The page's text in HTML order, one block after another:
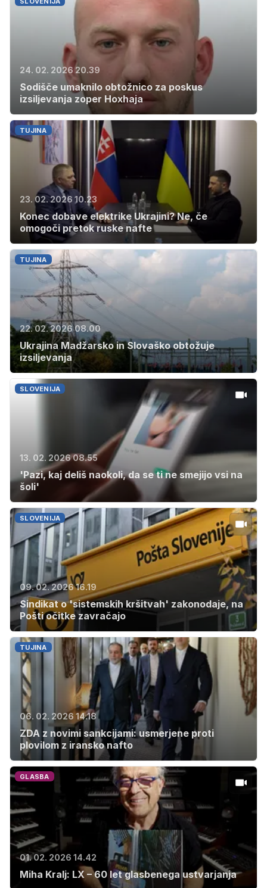
24. 02. 2026 20.39
Sodišče umaknilo obtožnico za poskus
izsiljevanja zoper Hoxhaja
TUJINA
23. 02. 2026 10.23
Konec dobave elektrike Ukrajini? Ne, če
omogoči pretok ruske nafte
TUJINA
22. 02. 2026 08.00
Ukrajina Madžarsko in Slovaško obtožuje
izsiljevanja
SLOVENIJA
13. 02. 2026 08.55
'Pazi, kaj deliš naokoli, da se ti ne smejijo vsi na
šoli'
SLOVENIJA
09. 02. 2026 16.19
Sindikat o 'sistemskih kršitvah' zakonodaje, na
Pošti očitke zavračajo
TUJINA
06. 02. 2026 14.18
ZDA z novimi sankcijami: usmerjene proti
plovilom z iransko nafto
GLASBA
01. 02. 2026 14.42
Miha Kralj: LX – 60 let glasbenega ustvarjanja